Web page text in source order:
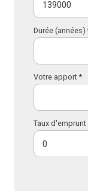
Durée (années)
Votre apport *
Taux d'emprunt